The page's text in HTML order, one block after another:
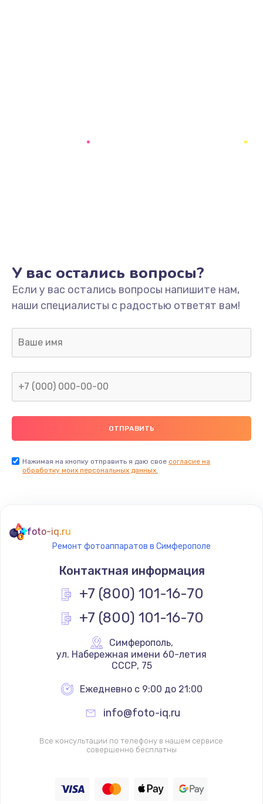
У вас остались вопросы?
Если у вас остались вопросы напишите нам,
наши специалисты с радостью ответят вам!
Нажимая на кнопку отправить я даю свое согласие на
обработку моих персональных данных.
foto-iq.ru
Ремонт фотоаппаратов в Симферополе
Контактная информация
+7 (800) 101-16-70
+7 (800) 101-16-70
Симферополь,
СССР, 75
Ежедневно с 9:00 до 21:00
info@foto-iq.ru
Все консультации по телефону в нашем сервисе
совершенно бесплатны